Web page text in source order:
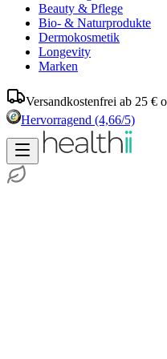
Beauty & Pflege
Bio- & Naturprodukte
Dermokosmetik
Longevity
Marken
Versandkostenfrei ab 25 €
Hervorragend (4,66/5)